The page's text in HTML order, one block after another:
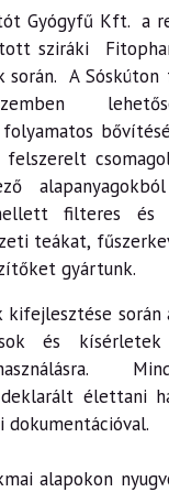
Gyógyfű Kft. a
sziráki
során. A
folyamatos
felszerelt
filteres és
teákat,
gyártunk.
során
és kísérletek
élettani
dokumentációval.
alapokon